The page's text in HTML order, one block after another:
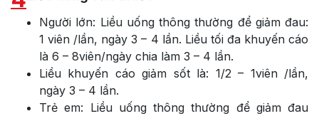
Người lớn: Liều uống thông thường để giảm đau:
1 viên /lần, ngày 3 – 4 lần. Liều tối đa khuyến cáo
là 6 – 8viên/ngày chia làm 3 – 4 lần.
Liều khuyến cáo giảm sốt là: 1/2 – 1viên /lần,
ngày 3 – 4 lần.
Trẻ em: Liều uống thông thường để giảm đau